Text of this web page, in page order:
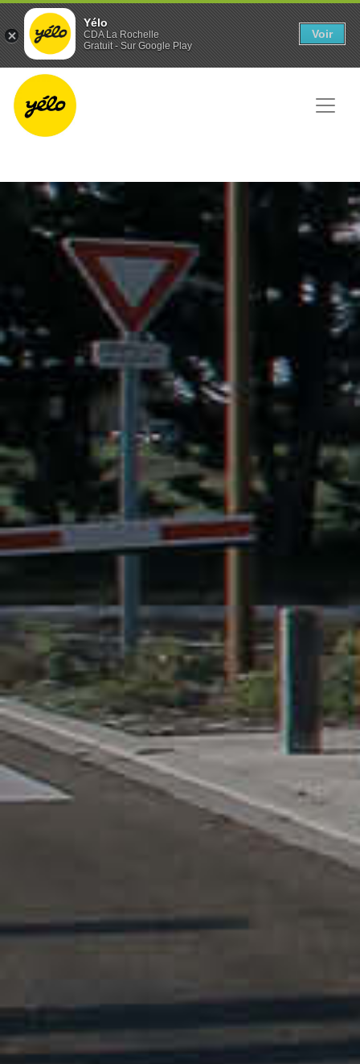
Yélo
CDA La Rochelle
Gratuit - Sur Google Play
Voir
Panneau de gestion des cookies